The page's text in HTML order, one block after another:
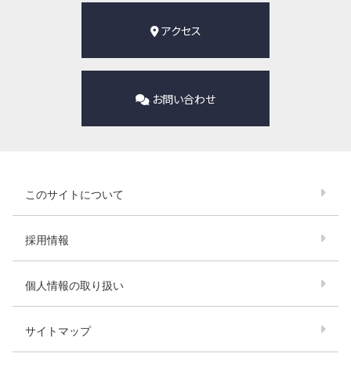
アクセス
お問い合わせ
このサイトについて
採用情報
個人情報の取り扱い
サイトマップ